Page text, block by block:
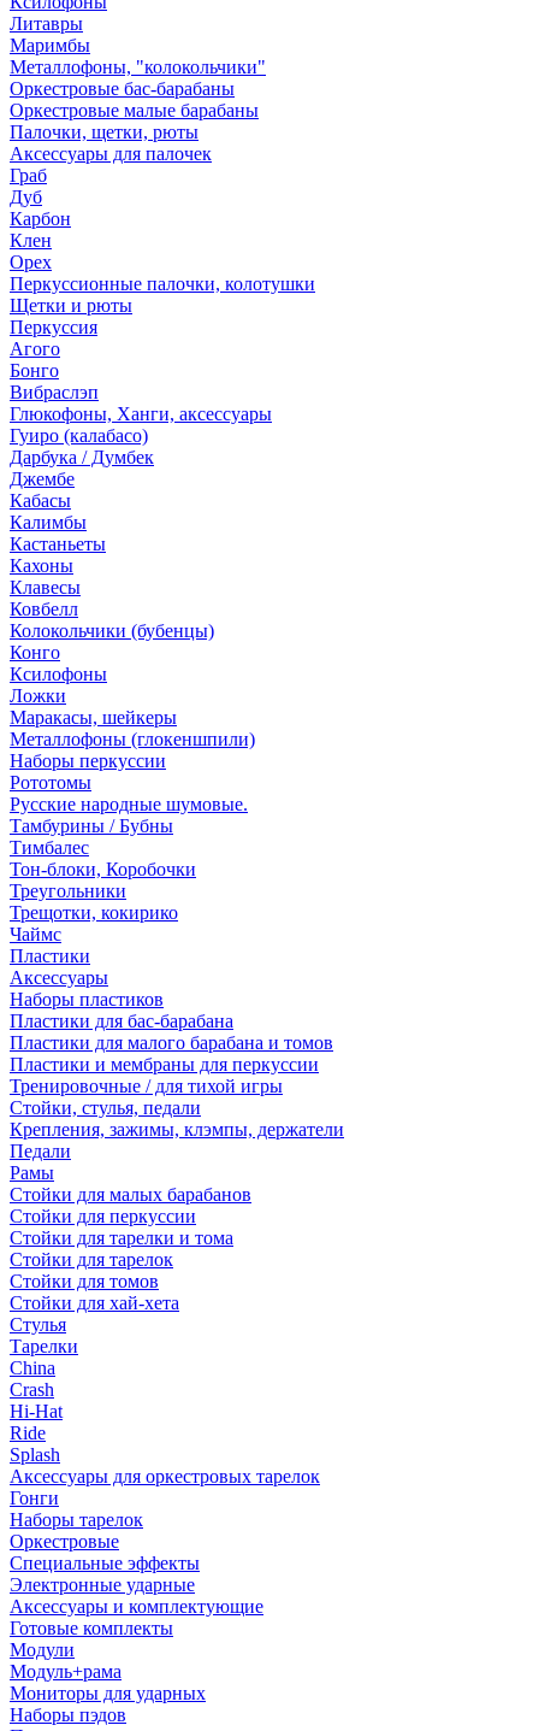
Литавры
Маримбы
Металлофоны, "колокольчики"
Оркестровые бас-барабаны
Оркестровые малые барабаны
Палочки, щетки, рюты
Аксессуары для палочек
Граб
Дуб
Карбон
Клен
Орех
Перкуссионные палочки, колотушки
Щетки и рюты
Перкуссия
Агого
Бонго
Вибраслэп
Глюкофоны, Ханги, аксессуары
Гуиро (калабасо)
Дарбука / Думбек
Джембе
Кабасы
Калимбы
Кастаньеты
Кахоны
Клавесы
Ковбелл
Колокольчики (бубенцы)
Конго
Ксилофоны
Ложки
Маракасы, шейкеры
Металлофоны (глокеншпили)
Наборы перкуссии
Рототомы
Русские народные шумовые.
Тамбурины / Бубны
Тимбалес
Тон-блоки, Коробочки
Треугольники
Трещотки, кокирико
Чаймс
Пластики
Аксессуары
Наборы пластиков
Пластики для бас-барабана
Пластики для малого барабана и томов
Пластики и мембраны для перкуссии
Тренировочные / для тихой игры
Стойки, стулья, педали
Крепления, зажимы, клэмпы, держатели
Педали
Рамы
Стойки для малых барабанов
Стойки для перкуссии
Стойки для тарелки и тома
Стойки для тарелок
Стойки для томов
Стойки для хай-хета
Стулья
Тарелки
China
Crash
Hi-Hat
Ride
Splash
Аксессуары для оркестровых тарелок
Гонги
Наборы тарелок
Оркестровые
Специальные эффекты
Электронные ударные
Аксессуары и комплектующие
Готовые комплекты
Модули
Модуль+рама
Мониторы для ударных
Наборы пэдов